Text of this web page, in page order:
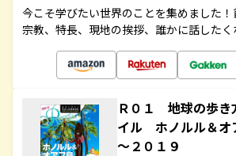
今こそ学びたい世界のことを集めました！
宗教、特長、現地の挨拶、誰かに話したく
Ｒ０１ 地球の歩
イル ホノルル＆
～２０１９